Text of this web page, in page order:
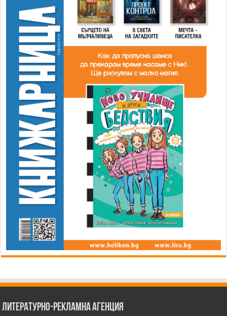
Литературно-рекламна агенция